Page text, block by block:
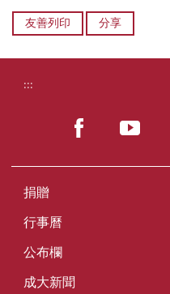
友善列印 分享
:::
捐贈
行事曆
公布欄
成大新聞